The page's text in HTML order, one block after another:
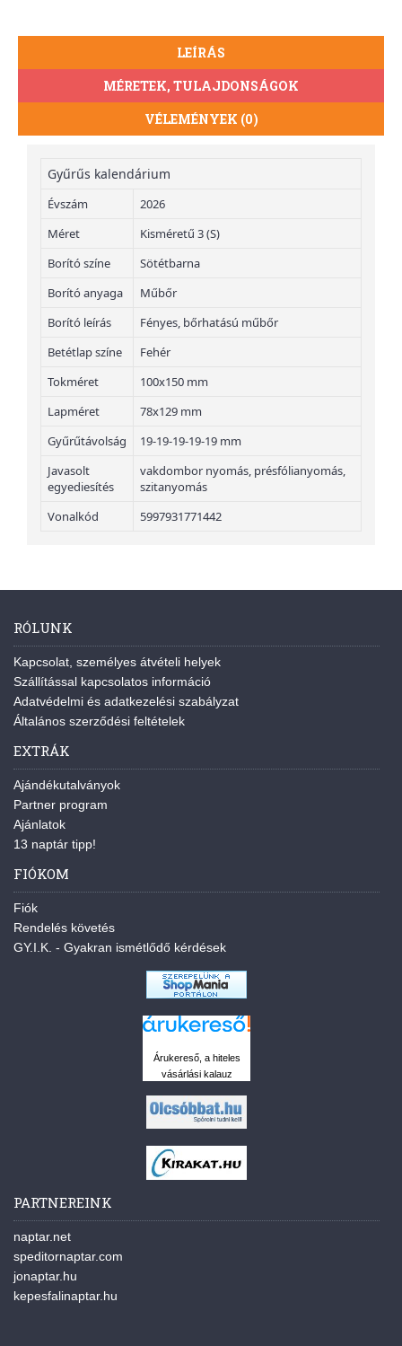
LEÍRÁS
MÉRETEK, TULAJDONSÁGOK
VÉLEMÉNYEK (0)
Gyűrűs kalendárium
Évszám
2026
Méret
Kisméretű 3 (S)
Borító színe
Sötétbarna
Borító anyaga
Műbőr
Borító leírás
Fényes, bőrhatású műbőr
Betétlap színe
Fehér
Tokméret
100x150 mm
Lapméret
78x129 mm
Gyűrűtávolság
19-19-19-19-19 mm
Javasolt
egyediesítés
vakdombor nyomás, présfólianyomás,
szitanyomás
Vonalkód
5997931771442
RÓLUNK
Kapcsolat, személyes átvételi helyek
Szállítással kapcsolatos információ
Adatvédelmi és adatkezelési szabályzat
Általános szerződési feltételek
EXTRÁK
Ajándékutalványok
Partner program
Ajánlatok
13 naptár tipp!
FIÓKOM
Fiók
Rendelés követés
GY.I.K. - Gyakran ismétlődő kérdések
Árukereső, a hiteles
vásárlási kalauz
PARTNEREINK
naptar.net
speditornaptar.com
jonaptar.hu
kepesfalinaptar.hu